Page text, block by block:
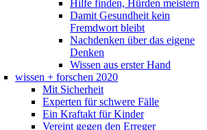
Hilfe finden, Hürden meistern
Damit Gesundheit kein
Fremdwort bleibt
Nachdenken über das eigene
Denken
Wissen aus erster Hand
wissen + forschen 2020
Mit Sicherheit
Experten für schwere Fälle
Ein Kraftakt für Kinder
Vereint gegen den Erreger